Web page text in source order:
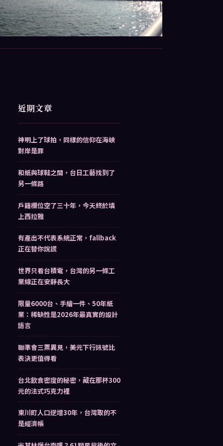
近期文章
神明上了球拍，同樣的信仰在海峽
對岸是罪
和紙與球鞋之間，台日工藝找到了
另一條路
戶籍欄位空了三十年，今天終於填
上西拉雅
有產出不代表系統正常，fallback
正在替你說謊
世界只看台積電，台灣的另一條工
業線正在安靜長大
限量6000台、手繪一件、50年紙
業：稀缺性是2026年最真實的設計
語言
聯準會三票異見，美元下行訊號比
表決更值得看
台北飲食密度的秘密，藏在那杯300
元的法式巧克力裡
東川町人口逆增30年，台灣取的不
是經濟帳